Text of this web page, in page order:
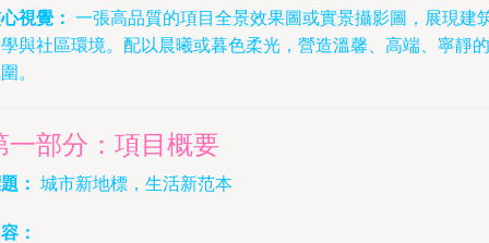
視覺： 一張高品質的項目全景效果圖或實景攝影圖，展現建
與社區環境。配以晨曦或暮色柔光，營造溫馨、高端、寧靜的
。
一部分：項目概要
： 城市新地標，生活新范本
：